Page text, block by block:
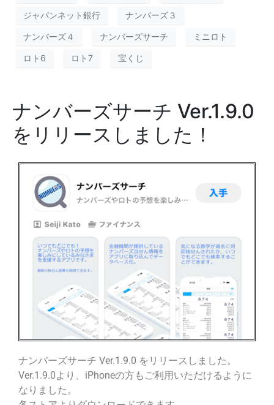
ジャパンネット銀行 ナンバーズ３
ナンバーズ４ ナンバーズサーチ ミニロト
ロト6 ロト7 宝くじ
ナンバーズサーチ Ver.1.9.0
をリリースしました！
ナンバーズサーチ Ver.1.9.0 をリリースしました。
Ver.1.9.0より、iPhoneの方もご利用いただけるように
なりました。